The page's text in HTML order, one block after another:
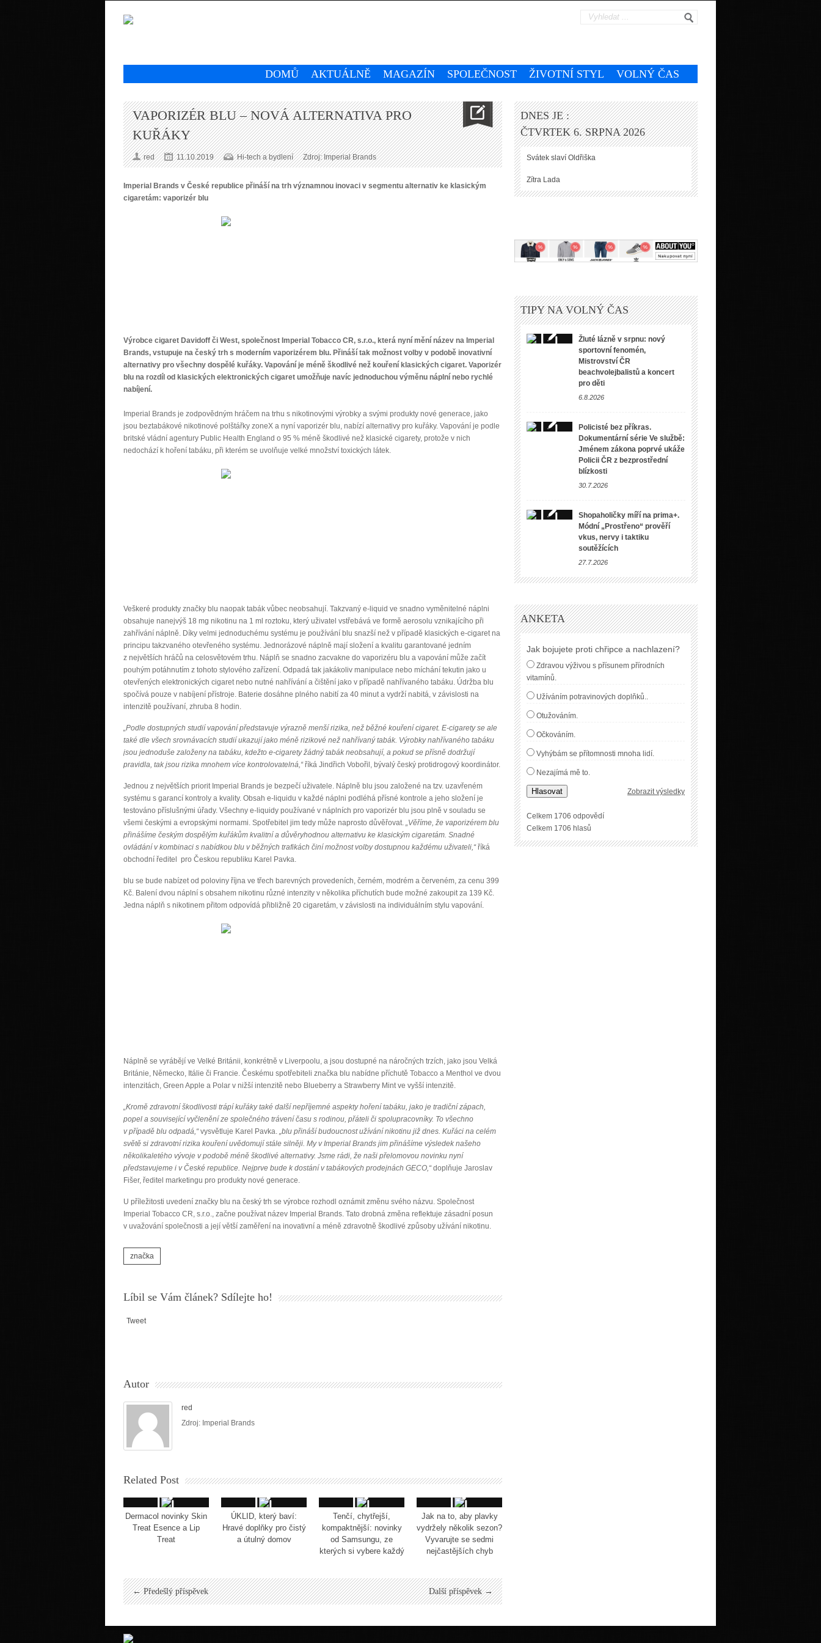
DOMŮ AKTUÁLNĚ MAGAZÍN SPOLEČNOST ŽIVOTNÍ STYL VOLNÝ ČAS
VAPORIZÉR BLU – NOVÁ ALTERNATIVA PRO
KUŘÁKY
red Zdroj: Imperial Brands
11.10.2019 Hi-tech a bydlení
Imperial Brands v České republice přináší na trh významnou inovaci v segmentu alternativ ke klasickým
cigaretám: vaporizér blu
Výrobce cigaret Davidoff či West, společnost Imperial Tobacco CR, s.r.o., která nyní mění název na Imperial
Brands, vstupuje na český trh s moderním vaporizérem blu. Přináší tak možnost volby v podobě inovativní
alternativy pro všechny dospělé kuřáky. Vapování je méně škodlivé než kouření klasických cigaret. Vaporizér
blu na rozdíl od klasických elektronických cigaret umožňuje navíc jednoduchou výměnu náplní nebo rychlé
nabíjení.
Imperial Brands je zodpovědným hráčem na trhu s nikotinovými výrobky a svými produkty nové generace, jako
jsou beztabákové nikotinové polštářky zoneX a nyní vaporizér blu, nabízí alternativy pro kuřáky. Vapování je podle
britské vládní agentury Public Health England o 95 % méně škodlivé než klasické cigarety, protože v nich
nedochází k hoření tabáku, při kterém se uvolňuje velké množství toxických látek.
Veškeré produkty značky blu naopak tabák vůbec neobsahují. Takzvaný e-liquid ve snadno vyměnitelné náplni
obsahuje nanejvýš 18 mg nikotinu na 1 ml roztoku, který uživatel vstřebává ve formě aerosolu vznikajícího při
zahřívání náplně. Díky velmi jednoduchému systému je používání blu snazší než v případě klasických e-cigaret na
principu takzvaného otevřeného systému. Jednorázové náplně mají složení a kvalitu garantované jedním
z největších hráčů na celosvětovém trhu. Náplň se snadno zacvakne do vaporizéru blu a vapování může začít
pouhým potáhnutím z tohoto stylového zařízení. Odpadá tak jakákoliv manipulace nebo míchání tekutin jako u
otevřených elektronických cigaret nebo nutné nahřívání a čištění jako v případě nahřívaného tabáku. Údržba blu
spočívá pouze v nabíjení přístroje. Baterie dosáhne plného nabití za 40 minut a vydrží nabitá, v závislosti na
intenzitě používaní, zhruba 8 hodin.
„Podle dostupných studií vapování představuje výrazně menší rizika, než běžné kouření cigaret. E-cigarety se ale
také dle všech srovnávacích studií ukazují jako méně rizikové než nahřívaný tabák. Výrobky nahřívaného tabáku
jsou jednoduše založeny na tabáku, kdežto e-cigarety žádný tabák neobsahují, a pokud se přísně dodržují
pravidla, tak jsou rizika mnohem více kontrolovatelná,“říká Jindřich Vobořil, bývalý český protidrogový koordinátor.
Jednou z největších priorit Imperial Brands je bezpečí uživatele. Náplně blu jsou založené na tzv. uzavřeném
systému s garancí kontroly a kvality. Obsah e-liquidu v každé náplni podléhá přísné kontrole a jeho složení je
testováno příslušnými úřady. Všechny e-liquidy používané v náplních pro vaporizér blu jsou plně v souladu se
všemi českými a evropskými normami. Spotřebitel jim tedy může naprosto důvěřovat. „Věříme, že vaporizérem blu
přinášíme českým dospělým kuřákům kvalitní a důvěryhodnou alternativu ke klasickým cigaretám. Snadné
ovládání v kombinaci s nabídkou blu v běžných trafikách činí možnost volby dostupnou každému uživateli,“říká
obchodní ředitel pro Českou republiku Karel Pavka.
blu se bude nabízet od poloviny října ve třech barevných provedeních, černém, modrém a červeném, za cenu 399
Kč. Balení dvou náplní s obsahem nikotinu různé intenzity v několika příchutích bude možné zakoupit za 139 Kč.
Jedna náplň s nikotinem přitom odpovídá přibližně 20 cigaretám, v závislosti na individuálním stylu vapování.
Náplně se vyrábějí ve Velké Británii, konkrétně v Liverpoolu, a jsou dostupné na náročných trzích, jako jsou Velká
Británie, Německo, Itálie či Francie. Českému spotřebiteli značka blu nabídne příchutě Tobacco a Menthol ve dvou
intenzitách, Green Apple a Polar v nižší intenzitě nebo Blueberry a Strawberry Mint ve vyšší intenzitě.
„Kromě zdravotní škodlivosti trápí kuřáky také další nepříjemné aspekty hoření tabáku, jako je tradiční zápach,
popel a související vyčlenění ze společného trávení času s rodinou, přáteli či spolupracovníky. To všechno
v případě blu odpadá,“vysvětluje Karel Pavka. „blu přináší budoucnost užívání nikotinu již dnes. Kuřáci na celém
světě si zdravotní rizika kouření uvědomují stále silněji. My v Imperial Brands jim přinášíme výsledek našeho
několikaletého vývoje v podobě méně škodlivé alternativy. Jsme rádi, že naši přelomovou novinku nyní
představujeme i v České republice. Nejprve bude k dostání v tabákových prodejnách GECO,“doplňuje Jaroslav
Fišer, ředitel marketingu pro produkty nové generace.
U příležitosti uvedení značky blu na český trh se výrobce rozhodl oznámit změnu svého názvu. Společnost
Imperial Tobacco CR, s.r.o., začne používat název Imperial Brands. Tato drobná změna reflektuje zásadní posun
v uvažování společnosti a její větší zaměření na inovativní a méně zdravotně škodlivé způsoby užívání nikotinu.
značka
Líbil se Vám článek? Sdílejte ho!
Tweet
Autor
red
Zdroj: Imperial Brands
Related Post
Dermacol novinky Skin
Treat Esence a Lip
Treat
ÚKLID, který baví:
Hravé doplňky pro čistý
a útulný domov
Tenčí, chytřejší,
kompaktnější: novinky
od Samsungu, ze
kterých si vybere každý
Jak na to, aby plavky
vydržely několik sezon?
Vyvarujte se sedmi
nejčastějších chyb
← Předešlý příspěvek Další příspěvek →
DNES JE :
ČTVRTEK 6. SRPNA 2026
Svátek slaví Oldřiška
Zítra Lada
TIPY NA VOLNÝ ČAS
Žluté lázně v srpnu: nový
sportovní fenomén,
Mistrovství ČR
beachvolejbalistů a koncert
pro děti
6.8.2026
Policisté bez příkras.
Dokumentární série Ve službě:
Jménem zákona poprvé ukáže
Policii ČR z bezprostřední
blízkosti
30.7.2026
Shopaholičky míří na prima+.
Módní „Prostřeno“ prověří
vkus, nervy i taktiku
soutěžících
27.7.2026
ANKETA
Jak bojujete proti chřipce a nachlazení?
Zdravou výživou s přísunem přírodních
vitamínů.
Užíváním potravinových doplňků..
Otužováním.
Očkováním.
Vyhýbám se přítomnosti mnoha lidí.
Nezajímá mě to.
Hlasovat Zobrazit výsledky
Celkem 1706 odpovědí
Celkem 1706 hlasů